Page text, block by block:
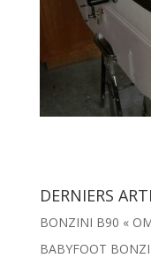
DERNIERS
BONZINI B90 «
BABYFOOT